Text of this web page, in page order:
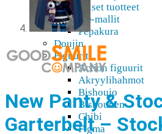
Digitaaliset tuotteet
3D-mallit
Pepakura
Doujin
Figuurit
Action figuurit
Akryylihahmot
Bishoujo
Bishounen
Chibi
Figma
New Panty &
Garterbelt –